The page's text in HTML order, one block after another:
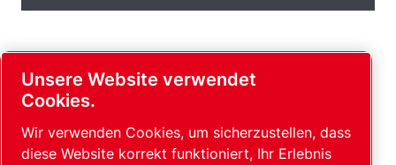
Vakuumsymbole
Glossar der Einheiten
Unsere Website verwendet
Cookies.
Wir verwenden Cookies, um sicherzustellen, dass
diese Website korrekt funktioniert, Ihr Erlebnis